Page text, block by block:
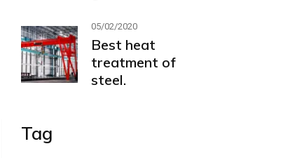
05/02/2020
Best heat
treatment of
steel.
Tag